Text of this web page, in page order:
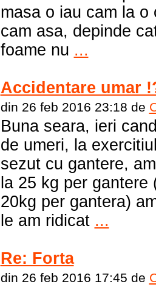
masa o iau cam la
cam asa, depinde
foame nu ...
Accidentare umar
din 26 feb 2016 23:18 de
Buna seara, ieri
de umeri, la
sezut cu gantere,
la 25 kg per
20kg per gantera)
le am ridicat ...
Re: Forta
din 26 feb 2016 17:45 de